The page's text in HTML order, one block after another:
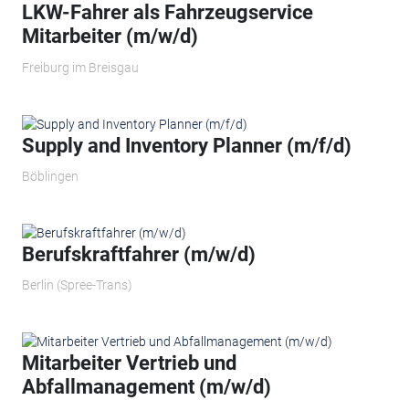
LKW-Fahrer als Fahrzeugservice
Mitarbeiter (m/w/d)
Freiburg im Breisgau
Supply and Inventory Planner (m/f/d)
Böblingen
Berufskraftfahrer (m/w/d)
Berlin (Spree-Trans)
Mitarbeiter Vertrieb und
Abfallmanagement (m/w/d)